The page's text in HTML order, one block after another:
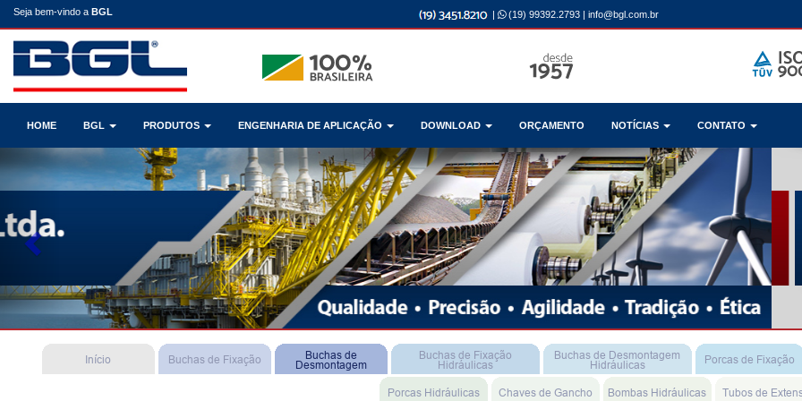
Seja bem-vindo a BGL | (19) 99392.2793 | info@bgl.com.br
HOME BGL PRODUTOS ENGENHARIA DE APLICAÇÃO DOWNLOAD ORÇAMENTO NOTÍCIAS CONTATO
Previous